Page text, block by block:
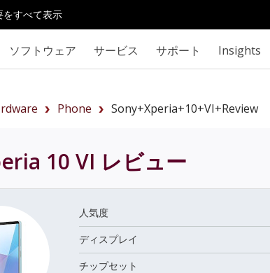
すべて表示
ソフトウェア サービス サポート Insights
Phone Sony+Xperia+10+VI+review
10 VI レビュー
人気度
ディスプレイ
チップセット